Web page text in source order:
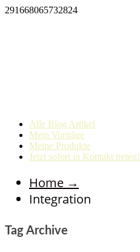
291668065732824
Alle Blog Artikel
Mein Vorträge
Meine Produkte
Jetzt sofort in Kontakt treten!
Home →
Integration
Tag Archive